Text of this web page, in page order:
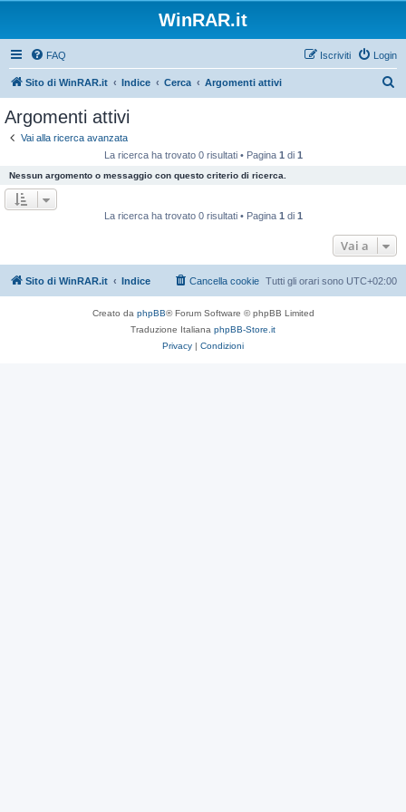
WinRAR.it
FAQ Login
Iscriviti
Sito di WinRAR.it Indice Cerca Argomenti attivi
Argomenti attivi
Vai alla ricerca avanzata
La ricerca ha trovato 0 risultati • Pagina 1 di 1
Nessun argomento o messaggio con questo criterio di ricerca.
La ricerca ha trovato 0 risultati • Pagina 1 di 1
Vai a
Sito di WinRAR.it Indice Tutti gli orari sono UTC+02:00
Cancella cookie
Creato da phpBB® Forum Software © phpBB Limited
Traduzione Italiana phpBB-Store.it
Privacy | Condizioni